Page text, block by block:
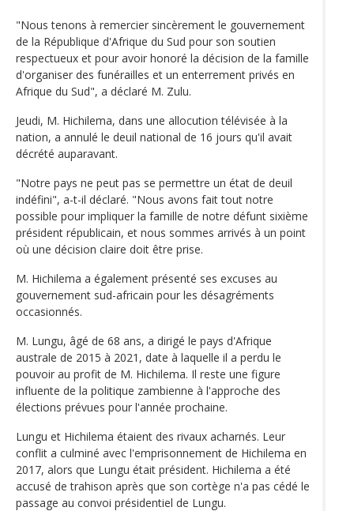
"Nous tenons à remercier sincèrement le gouvernement
de la République d'Afrique du Sud pour son soutien
respectueux et pour avoir honoré la décision de la famille
d'organiser des funérailles et un enterrement privés en
Afrique du Sud", a déclaré M. Zulu.
Jeudi, M. Hichilema, dans une allocution télévisée à la
nation, a annulé le deuil national de 16 jours qu'il avait
décrété auparavant.
"Notre pays ne peut pas se permettre un état de deuil
indéfini", a-t-il déclaré. "Nous avons fait tout notre
possible pour impliquer la famille de notre défunt sixième
président républicain, et nous sommes arrivés à un point
où une décision claire doit être prise.
M. Hichilema a également présenté ses excuses au
gouvernement sud-africain pour les désagréments
occasionnés.
M. Lungu, âgé de 68 ans, a dirigé le pays d'Afrique
australe de 2015 à 2021, date à laquelle il a perdu le
pouvoir au profit de M. Hichilema. Il reste une figure
influente de la politique zambienne à l'approche des
élections prévues pour l'année prochaine.
Lungu et Hichilema étaient des rivaux acharnés. Leur
conflit a culminé avec l'emprisonnement de Hichilema en
2017, alors que Lungu était président. Hichilema a été
accusé de trahison après que son cortège n'a pas cédé le
passage au convoi présidentiel de Lungu.